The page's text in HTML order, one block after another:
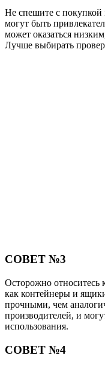
Не спешите с
могут быть
может оказаться
Лучше выбирать
СОВЕТ №3
Осторожно относитесь
как контейнеры и
прочными, чем
производителей, и
использования.
СОВЕТ №4